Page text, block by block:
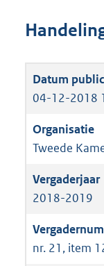
04-12-2018
Tweede
2018-2019
nr. 21, item